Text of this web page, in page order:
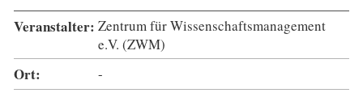
Veranstalter: Zentrum für Wissenschaftsmanagement
e.V. (ZWM)
Ort: -